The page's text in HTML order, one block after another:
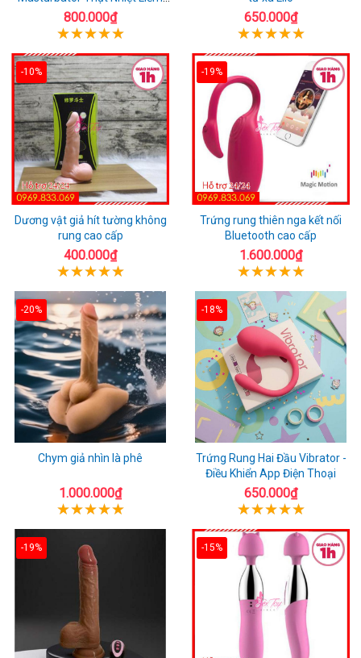
Rung
800.000₫ 650.000₫
-10%
Dương vật giả hít tường không
rung cao cấp
400.000₫
-19%
Trứng rung thiên nga kết nối
Bluetooth cao cấp
1.600.000₫
-20%
Chym giả nhìn là phê
1.000.000₫
-18%
Trứng Rung Hai Đầu Vibrator -
Điều Khiển App Điện Thoại
650.000₫
-19% -15%